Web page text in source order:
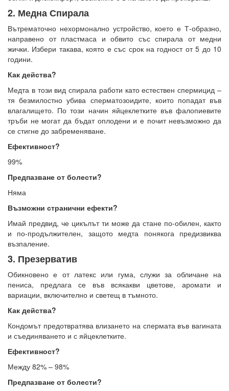
2. Медна Спирала
Вътрематочно нехормонално устройство, което е Т-образно,
направено от пластмаса и обвито със спирала от медни
жички. Избери такава, която е със срок на годност от 5 до 10
години.
Как действа?
Медта в този вид спирала работи като естествен спермицид –
тя безмилостно убива сперматозоидите, които попадат във
влагалището. По този начин яйцеклетките във фалопиевите
тръби не могат да бъдат оплодени и е почит невъзможно да
се стигне до забременяване.
Ефективност?
99%
Предпазване от болести?
Няма
Възможни странични ефекти?
Имай предвид, че цикълът ти може да стане по-обилен, както
и по-продължителен, защото медта понякога предизвиква
възпаление.
3. Презерватив
Обикновено е от латекс или гума, служи за обличане на
пениса, предлага се във всякакви цветове, аромати и
вариации, включително и светещ в тъмното.
Как действа?
Кондомът предотвратява влизането на спермата във вагината
и съединяването и с яйцеклетките.
Ефективност?
Между 82% – 98%
Предпазване от болести?